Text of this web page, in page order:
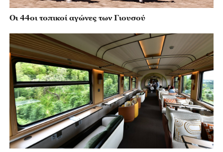
Οι 44οι τοπικοί αγώνες των Γιουσού